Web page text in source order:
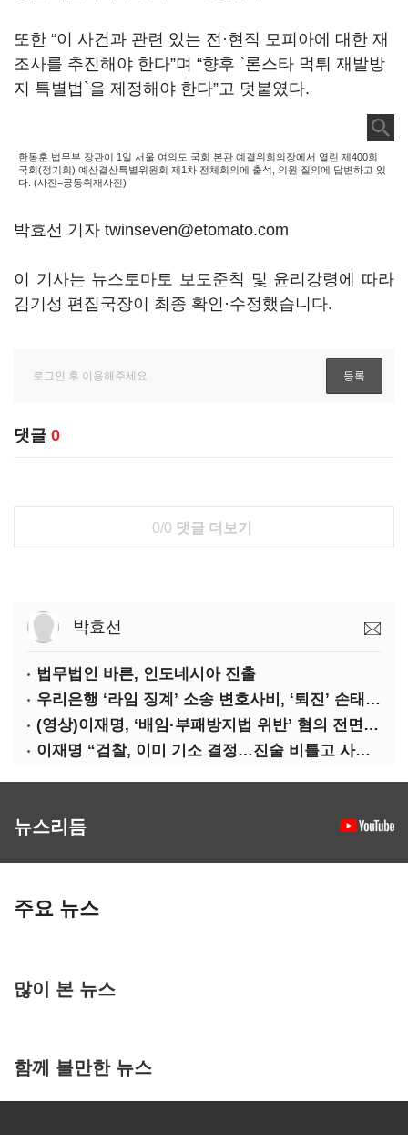
또한 “이 사건과 관련 있는 전·현직 모피아에 대한 재
조사를 추진해야 한다”며 “향후 `론스타 먹튀 재발방
지 특별법`을 제정해야 한다”고 덧붙였다.
한동훈 법무부 장관이 1일 서울 여의도 국회 본관 예결위회의장에서 열린 제400회
국회(정기회) 예산결산특별위원회 제1차 전체회의에 출석, 의원 질의에 답변하고 있
다. (사진=공동취재사진)
박효선 기자 twinseven@etomato.com
이 기사는 뉴스토마토 보도준칙 및 윤리강령에 따라
김기성 편집국장이 최종 확인·수정했습니다.
댓글 0
0/0 댓글 더보기
박효선
법무법인 바른, 인도네시아 진출
우리은행 ‘라임 징계’ 소송 변호사비, ‘퇴진’ 손태승 회장 개인이 납부하나
(영상)이재명, ‘배임·부패방지법 위반’ 혐의 전면 반박(종합)
이재명 “검찰, 이미 기소 결정…진술 비틀고 사건 조작에 악용”
뉴스리듬
주요 뉴스
많이 본 뉴스
함께 볼만한 뉴스